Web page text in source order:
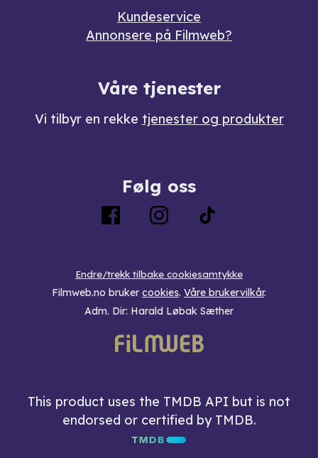
Kundeservice
Annonsere på Filmweb?
Våre tjenester
Vi tilbyr en rekke tjenester og produkter
Følg oss
Endre/trekk tilbake cookiesamtykke
Filmweb.no bruker cookies. Våre brukervilkår.
Adm. Dir: Harald Løbak Sæther
This product uses the TMDB API but is not
endorsed or certified by TMDB.